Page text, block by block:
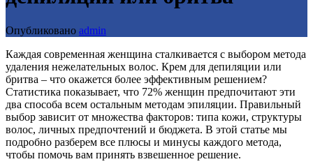
Опубликовано admin
Каждая современная женщина сталкивается с выбором метода
удаления нежелательных волос. Крем для депиляции или
бритва – что окажется более эффективным решением?
Статистика показывает, что 72% женщин предпочитают эти
два способа всем остальным методам эпиляции. Правильный
выбор зависит от множества факторов: типа кожи, структуры
волос, личных предпочтений и бюджета. В этой статье мы
подробно разберем все плюсы и минусы каждого метода,
чтобы помочь вам принять взвешенное решение.